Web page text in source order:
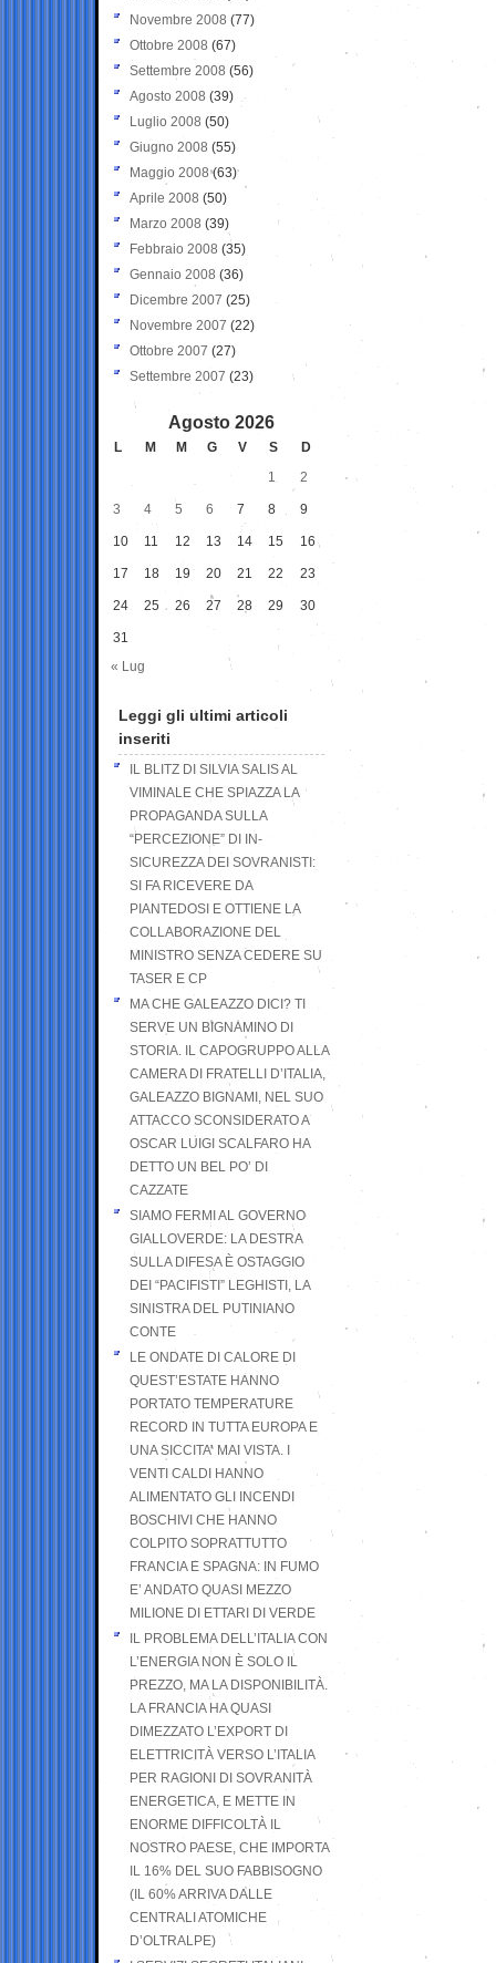
Novembre 2008 (77)
Ottobre 2008 (67)
Settembre 2008 (56)
Agosto 2008 (39)
Luglio 2008 (50)
Giugno 2008 (55)
Maggio 2008(63)
Aprile 2008 (50)
Marzo 2008 (39)
Febbraio 2008 (35)
Gennaio 2008 (36)
Dicembre 2007 (25)
Novembre 2007 (22)
Ottobre 2007 (27)
Settembre 2007 (23)
Agosto 2026
L M M G V S
D
1
2
3 4 5 6 7 8 9
10 11 12 13 14 15 16
17 18 19 20 21 22 23
24 25 26 27 28 29 30
31
« Lug
Leggi gli ultimi articoli
inseriti
IL BLITZ DI SILVIA SALIS AL
VIMINALE CHE SPIAZZA LA
PROPAGANDA SULLA
“PERCEZIONE” DI IN-
SICUREZZA DEI SOVRANISTI:
SI FA RICEVERE DA
PIANTEDOSI E OTTIENE LA
COLLABORAZIONE DEL
MINISTRO SENZA CEDERE SU
TASER E CP
MA CHE GALEAZZO DICI? TI
SERVE UN BIGNAMINO DI
STORIA. IL CAPOGRUPPO ALLA
CAMERA DI FRATELLI D’ITALIA,
GALEAZZO BIGNAMI, NEL SUO
ATTACCO SCONSIDERATO A
OSCAR LUIGI SCALFARO HA
DETTO UN BEL PO’ DI
CAZZATE
SIAMO FERMI AL GOVERNO
GIALLOVERDE: LA DESTRA
SULLA DIFESA È OSTAGGIO
DEI “PACIFISTI” LEGHISTI, LA
SINISTRA DEL PUTINIANO
CONTE
LE ONDATE DI CALORE DI
QUEST’ESTATE HANNO
PORTATO TEMPERATURE
RECORD IN TUTTA EUROPA E
UNA SICCITA’ MAI VISTA. I
VENTI CALDI HANNO
ALIMENTATO GLI INCENDI
BOSCHIVI CHE HANNO
COLPITO SOPRATTUTTO
FRANCIA E SPAGNA: IN FUMO
E’ ANDATO QUASI MEZZO
MILIONE DI ETTARI DI VERDE
IL PROBLEMA DELL’ITALIA CON
L’ENERGIA NON È SOLO IL
PREZZO, MA LA DISPONIBILITÀ.
LA FRANCIA HA QUASI
DIMEZZATO L’EXPORT DI
ELETTRICITÀ VERSO L’ITALIA
PER RAGIONI DI SOVRANITÀ
ENERGETICA, E METTE IN
ENORME DIFFICOLTÀ IL
NOSTRO PAESE, CHE IMPORTA
IL 16% DEL SUO FABBISOGNO
(IL 60% ARRIVA DALLE
CENTRALI ATOMICHE
D’OLTRALPE)